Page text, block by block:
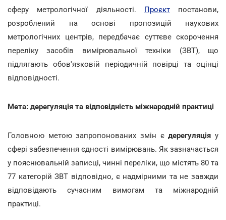
сферу метрологічної діяльності. Проєктпостанови,
розроблений на основі пропозицій наукових
метрологічних центрів, передбачає суттєве скорочення
переліку засобів вимірювальної техніки (ЗВТ), що
підлягають обов'язковій періодичній повірці та оцінці
відповідності.
Мета: дерегуляція та відповідність міжнародній практиці
Головною метою запропонованих змін єдерегуляція у
сфері забезпечення єдності вимірювань. Як зазначається
у пояснювальній записці, чинні переліки, що містять 80 та
77 категорій ЗВТ відповідно, є надмірними та не завжди
відповідають сучасним вимогам та міжнародній
практиці.